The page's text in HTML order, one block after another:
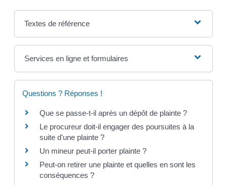
Textes de référence
Services en ligne et formulaires
Questions ? Réponses !
Que se passe-t-il après un dépôt de plainte ?
Le procureur doit-il engager des poursuites à la
suite d'une plainte ?
Un mineur peut-il porter plainte ?
Peut-on retirer une plainte et quelles en sont les
conséquences ?